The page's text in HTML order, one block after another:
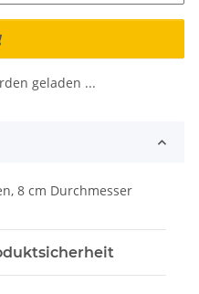
geladen ...
8 cm Durchmesser